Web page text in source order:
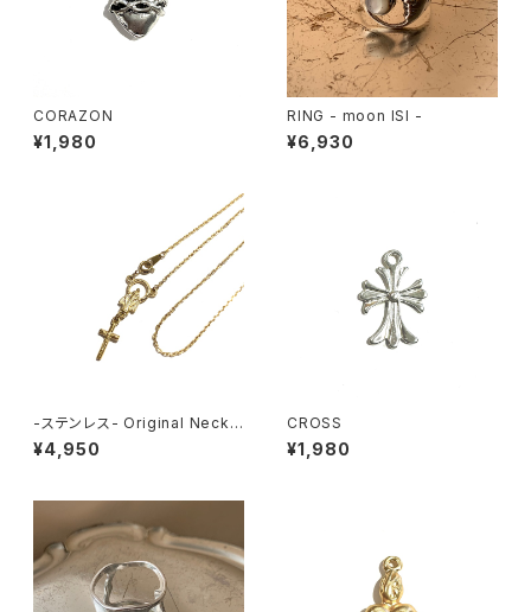
CORAZON
¥1,980
RING - moon ISI -
¥6,930
-ステンレス- Original Neckla
ce GOLD
¥4,950
CROSS
¥1,980